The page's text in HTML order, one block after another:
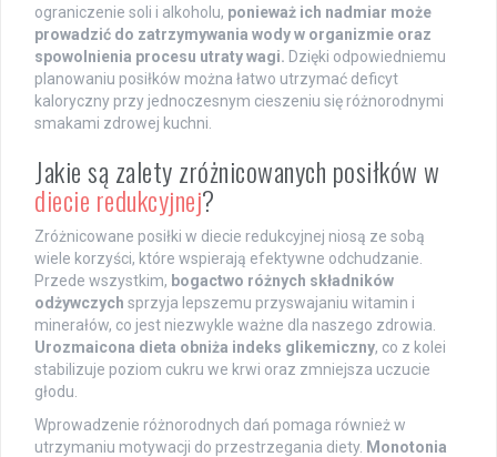
ograniczenie soli i alkoholu, ponieważ ich nadmiar może
prowadzić do zatrzymywania wody w organizmie oraz
spowolnienia procesu utraty wagi. Dzięki odpowiedniemu
planowaniu posiłków można łatwo utrzymać deficyt
kaloryczny przy jednoczesnym cieszeniu się różnorodnymi
smakami zdrowej kuchni.
Jakie są zalety zróżnicowanych posiłków w
diecie redukcyjnej?
Zróżnicowane posiłki w diecie redukcyjnej niosą ze sobą
wiele korzyści, które wspierają efektywne odchudzanie.
Przede wszystkim, bogactwo różnych składników
odżywczych sprzyja lepszemu przyswajaniu witamin i
minerałów, co jest niezwykle ważne dla naszego zdrowia.
Urozmaicona dieta obniża indeks glikemiczny, co z kolei
stabilizuje poziom cukru we krwi oraz zmniejsza uczucie
głodu.
Wprowadzenie różnorodnych dań pomaga również w
utrzymaniu motywacji do przestrzegania diety. Monotonia